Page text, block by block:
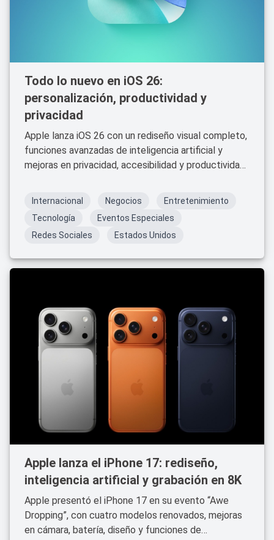
Todo lo nuevo en iOS 26:
personalización, productividad y
privacidad
Apple lanza iOS 26 con un rediseño visual completo,
funciones avanzadas de inteligencia artificial y
mejoras en privacidad, accesibilidad y productividad.
Internacional Negocios
Entretenimiento
Tecnología
Eventos Especiales
Redes Sociales
Estados Unidos
Apple lanza el iPhone 17: rediseño,
inteligencia artificial y grabación en 8K
Apple presentó el iPhone 17 en su evento “Awe
Dropping”, con cuatro modelos renovados, mejoras
en cámara, batería, diseño y funciones de